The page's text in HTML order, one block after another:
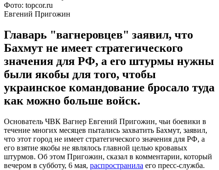
Фото: topcor.ru
Евгений Пригожин
Главарь "вагнеровцев" заявил, что
Бахмут не имеет стратегического
значения для РФ, а его штурмы нужны
были якобы для того, чтобы
украинское командование бросало туда
как можно больше войск.
Основатель ЧВК Вагнер Евгений Пригожин, чьи боевики в
течение многих месяцев пытались захватить Бахмут, заявил,
что этот город не имеет стратегического значения для РФ, а
его взятие якобы не являлось главной целью кровавых
штурмов. Об этом Пригожин, сказал в комментарии, который
вечером в субботу, 6 мая, распространила его пресс-служба.